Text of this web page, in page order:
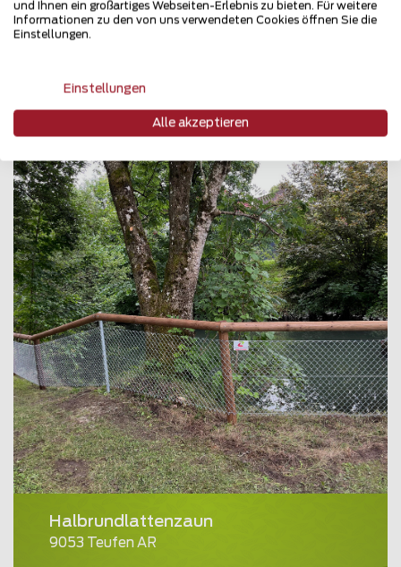
Staketenzaun
8062 Kumberg
Halbrundlattenzaun
9053 Teufen AR
und Ihnen ein großartiges Webseiten-Erlebnis zu bieten. Für weitere
Informationen zu den von uns verwendeten Cookies öffnen Sie die
Einstellungen.
Einstellungen
Alle akzeptieren